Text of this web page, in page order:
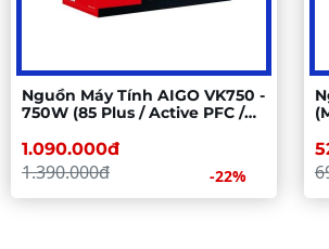
Nguồn Máy Tính AIGO VK750 -
750W (85 Plus / Active PFC /
1.090.000đ
1.390.000đ -22%